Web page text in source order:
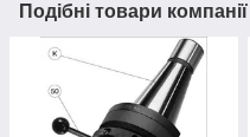
Подібні товари компанії